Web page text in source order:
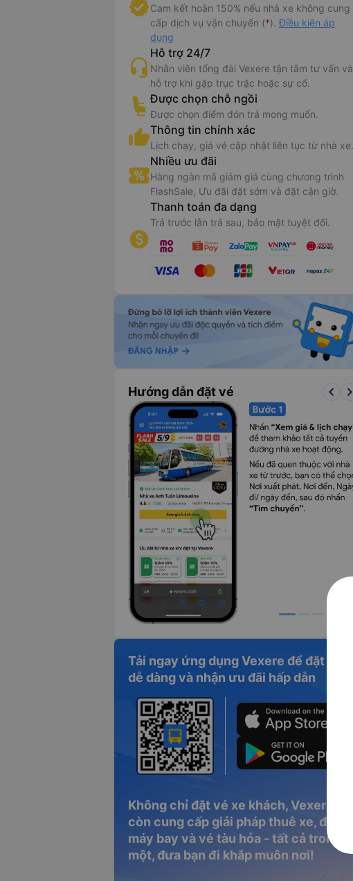
Cam kết hoàn 150% nếu nhà xe không cung
cấp dịch vụ vận chuyển (*). Điều kiện áp
dụng
Hỗ trợ 24/7
Nhân viên tổng đài Vexere tận tâm tư vấn và
hỗ trợ khi gặp trục trặc hoặc sự cố.
Được chọn chỗ ngồi
Được chọn điểm đón trả mong muốn.
Thông tin chính xác
Lịch chạy, giá vé cập nhật liên tục từ nhà xe.
Nhiều ưu đãi
Hàng ngàn mã giảm giá cùng chương trình
FlashSale, Ưu đãi đặt sớm và đặt cận giờ.
Thanh toán đa dạng
Trả trước lẫn trả sau, bảo mật tuyệt đối.
Hướng dẫn đặt vé keyboard_arrow_left keyboard_arrow_right
Tải ngay ứng dụng Vexere để đặt vé
dễ dàng và nhận ưu đãi hấp dẫn
Không chỉ đặt vé xe khách, Vexere
còn cung cấp giải pháp thuê xe, đặt vé
máy bay và vé tàu hỏa - tất cả trong
một, đưa bạn đi khắp muôn nơi!